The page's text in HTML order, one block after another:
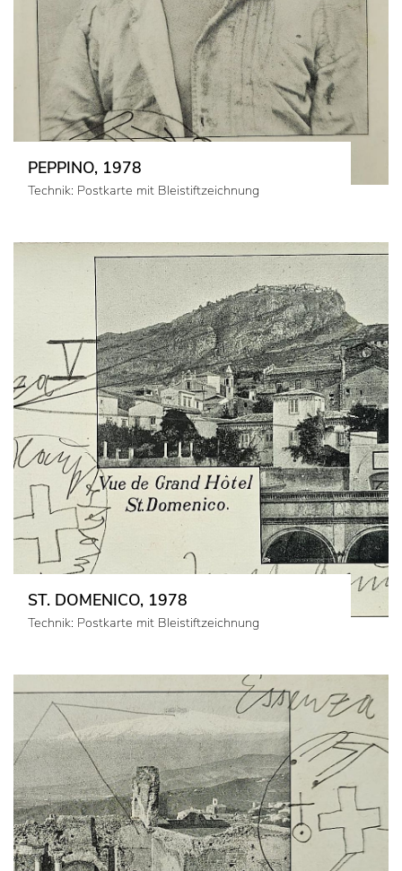
PEPPINO, 1978
Technik: Postkarte mit Bleistiftzeichnung
ST. DOMENICO, 1978
Technik: Postkarte mit Bleistiftzeichnung